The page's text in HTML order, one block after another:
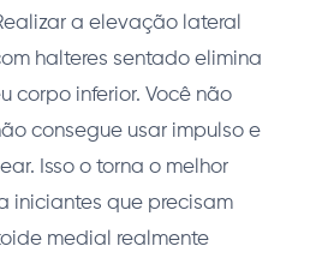
a elevação lateral
halteres sentado elimina
corpo inferior. Você não
consegue usar impulso e
Isso o torna o melhor
iniciantes que precisam
medial realmente